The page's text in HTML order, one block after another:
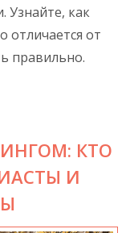
Узнайте, как
отличается от
правильно.
КТО
И